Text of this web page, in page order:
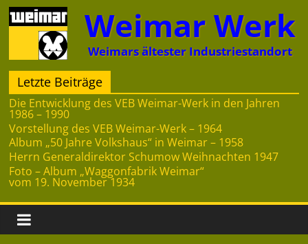
Zum
Inhalt
springen
Weimar Werk
Weimars ältester Industriestandort
Letzte Beiträge
Die Entwicklung des VEB Weimar-Werk in den Jahren
1986 – 1990
Vorstellung des VEB Weimar-Werk – 1964
Album „50 Jahre Volkshaus“ in Weimar – 1958
Herrn Generaldirektor Schumow Weihnachten 1947
Foto – Album „Waggonfabrik Weimar“
vom 19. November 1934